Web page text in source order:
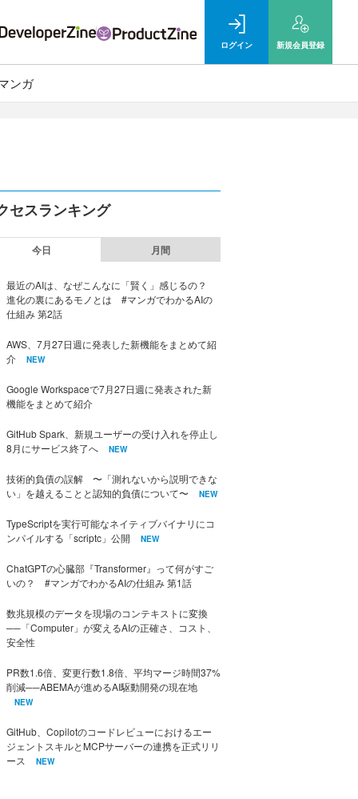
ログイン 新規会員登録
ンガ
セスランキング
今日 月間
最近のAIは、なぜこんなに「賢く」感じるの？
進化の裏にあるモノとは #マンガでわかるAIの
仕組み 第2話
AWS、7月27日週に発表した新機能をまとめて紹
介
NEW
Google Workspaceで7月27日週に発表された新
機能をまとめて紹介
GitHub Spark、新規ユーザーの受け入れを停止し
8月にサービス終了へ
NEW
技術的負債の誤解 〜「測れないから説明できな
い」を越えることと認知的負債について〜
NEW
TypeScriptを実行可能なネイティブバイナリにコ
ンパイルする「scriptc」公開
NEW
ChatGPTの心臓部『Transformer』って何がすご
いの？ #マンガでわかるAIの仕組み 第1話
数兆規模のデータを現場のコンテキストに変換
──「Computer」が変えるAIの正確さ、コスト、
安全性
PR数1.6倍、変更行数1.8倍、平均マージ時間37%
削減──ABEMAが進めるAI駆動開発の現在地
NEW
GitHub、Copilotのコードレビューにおけるエー
ジェントスキルとMCPサーバーの連携を正式リリ
ース
NEW